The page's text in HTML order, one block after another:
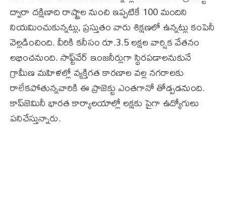
ద్వారా దక్షిణాది రాష్ట్రాల నుంచి ఇప్పటికే 100 మందిని
నియమించుకున్నట్లు, ప్రస్తుతం వారు శిక్షణలో ఉన్నట్లు కంపెనీ
వెల్లడించింది. వీరికి కనీసం రూ.3.5 లక్షల వార్షిక వేతనం
లభించనుంది. సాఫ్ట్‌వేర్‌ ఇంజనీర్లుగా స్థిరపడాలనుకునే
గ్రామీణ మహిళల్లో వ్యక్తిగత కారణాల వల్ల నగరాలకు
రాలేకపోతున్నవారికి ఈ ప్రాజెక్టు ఎంతగానో తోడ్పడనుంది.
కాప్‌జెమినీ భారత కార్యాలయాల్లో లక్షకు పైగా ఉద్యోగులు
పనిచేస్తున్నారు.